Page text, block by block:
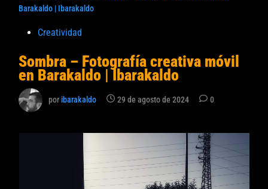
Barakaldo | Ibarakaldo
Publicado
Creatividad
Sombra – Fotografía creativa móvil
en Barakaldo | Ibarakaldo
poribarakaldo 29 de agosto de 2024 0